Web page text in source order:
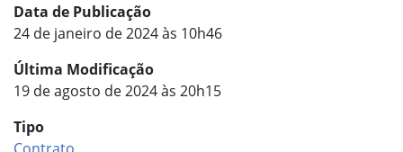
Data de Publicação
24 de janeiro de 2024 às 10h46
Última Modificação
19 de agosto de 2024 às 20h15
Tipo